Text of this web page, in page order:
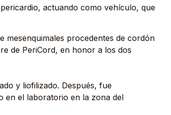
actuando como vehículo, que
procedentes de cordón
de PeriCord, en honor a los dos
y liofilizado. Después, fue
en el laboratorio en la zona del